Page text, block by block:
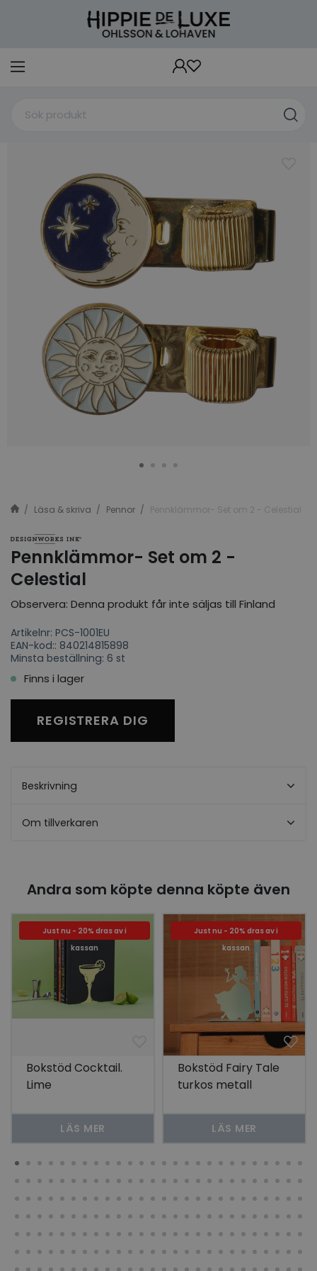
Läsa & skriva Pennor Pennklämmor- Set om 2 - Celestial
Pennklämmor- Set om 2 -
Celestial
Observera: Denna produkt får inte säljas till Finland
Artikelnr: PCS-1001EU
EAN-kod:: 840214815898
Minsta beställning: 6 st
Finns i lager
REGISTRERA DIG
Beskrivning
Om tillverkaren
Andra som köpte denna köpte även
Just nu - 20% dras av i
kassan
Bokstöd Cocktail.
Lime
LÄS MER
Just nu - 20% dras av i
kassan
Bokstöd Fairy Tale
turkos metall
LÄS MER